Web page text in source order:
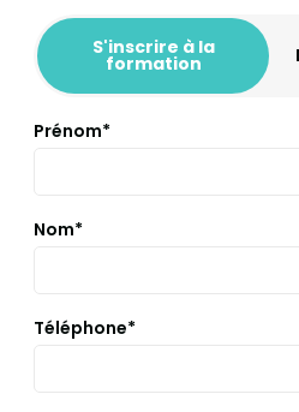
S'inscrire à la
formation
Prénom*
Nom*
Téléphone*